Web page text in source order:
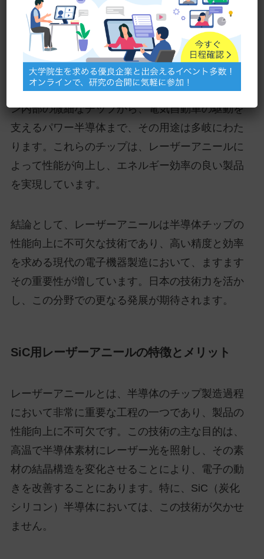
れ、高性能なチップ製造が可能になります。
日本におけるレーザーアニール技術の応用例は豊
富であり、特に先進的な電子機器や自動車業界で
の需要が高まっています。例えば、スマートフォ
ン内部の微細なチップから、電気自動車の駆動を
支えるパワー半導体まで、その用途は多岐にわた
ります。これらのチップは、レーザーアニールに
よって性能が向上し、エネルギー効率の良い製品
を実現しています。
結論として、レーザーアニールは半導体チップの
性能向上に不可欠な技術であり、高い精度と効率
を求める現代の電子機器製造において、ますます
その重要性が増しています。日本の技術力を活か
し、この分野での更なる発展が期待されます。
SiC用レーザーアニールの特徴とメリット
レーザーアニールとは、半導体のチップ製造過程
において非常に重要な工程の一つであり、製品の
性能向上に不可欠です。この技術の主な目的は、
高温で半導体素材にレーザー光を照射し、その素
材の結晶構造を変化させることにより、電子の動
きを改善することにあります。特に、SiC（炭化
シリコン）半導体においては、この技術が欠かせ
ません。